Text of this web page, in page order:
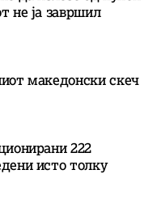
не ја завршил
македонски скеч
222
исто толку